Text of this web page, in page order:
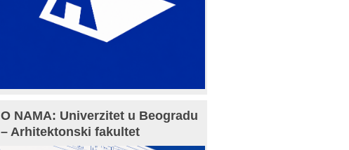
O NAMA: Univerzitet u Beogradu
– Arhitektonski fakultet